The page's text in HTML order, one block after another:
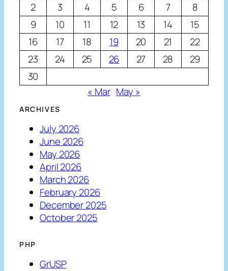
2
3 4 5 6 7
8
9
10 11 12 13 14
15
16
17 18 19 20 21
22
23
24 25 26 27 28
29
30
« Mar May »
ARCHIVES
July 2026
June 2026
May 2026
April 2026
March 2026
February 2026
December 2025
October 2025
PHP
GrUSP